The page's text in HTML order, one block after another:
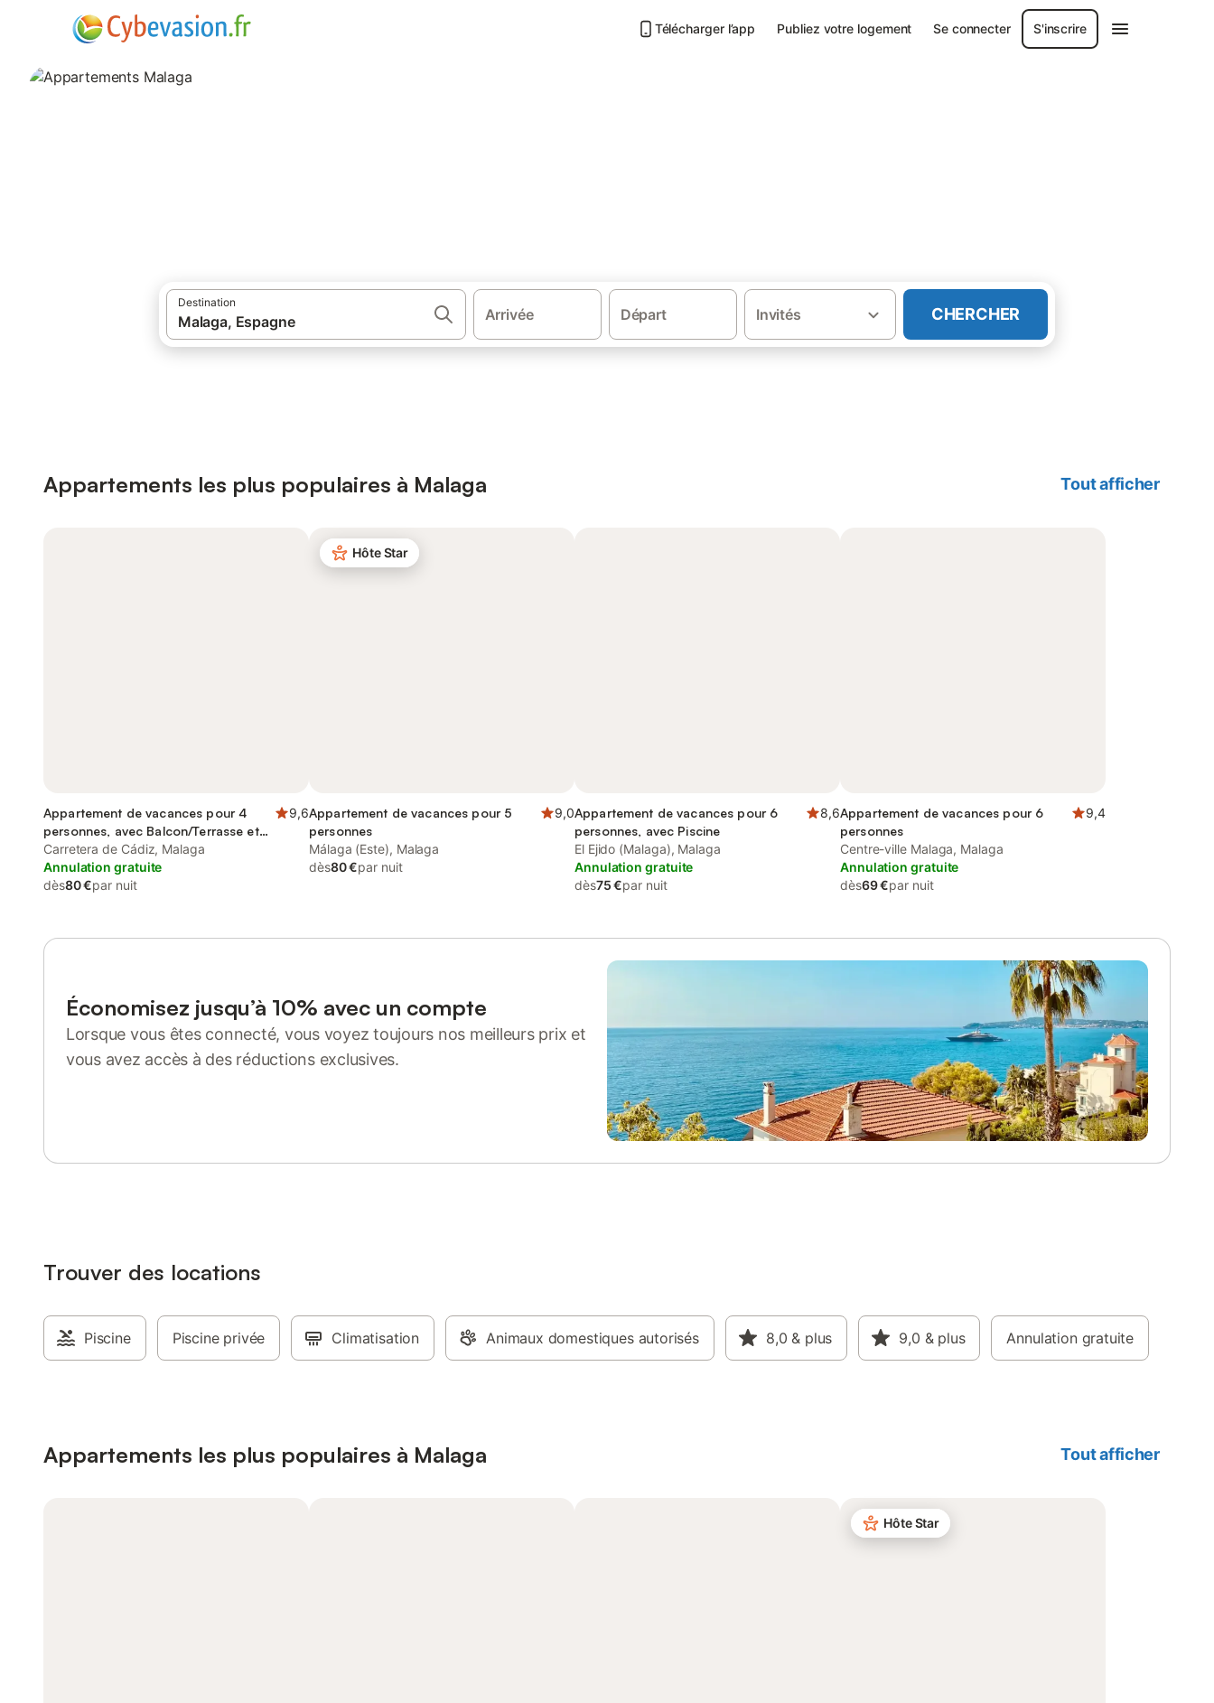
Télécharger l’app Publiez votre logement Se connecter S'inscrire
Destination
Arrivée Départ Invités CHERCHER
Appartements les plus populaires à Malaga Tout afficher
Appartement de vacances pour 4
personnes, avec Balcon/Terrasse et
Vue sur l’océan
9,6
Carretera de Cádiz, Malaga
Annulation gratuite
dès80 €par nuit
Hôte Star
Appartement de vacances pour 5
personnes
9,0
Málaga (Este), Malaga
dès80 €par nuit
Appartement de vacances pour 6
personnes, avec Piscine
8,6
El Ejido (Malaga), Malaga
Annulation gratuite
dès75 €par nuit
Appartement de vacances pour 6
personnes
9,4
Centre-ville Malaga, Malaga
Annulation gratuite
dès69 €par nuit
Économisez jusqu’à 10% avec un compte
Lorsque vous êtes connecté, vous voyez toujours nos meilleurs prix et
vous avez accès à des réductions exclusives.
Trouver des locations
Piscine Piscine privée Climatisation Animaux domestiques autorisés 8,0 & plus 9,0 & plus Annulation gratuite
Appartements les plus populaires à Malaga Tout afficher
Hôte Star